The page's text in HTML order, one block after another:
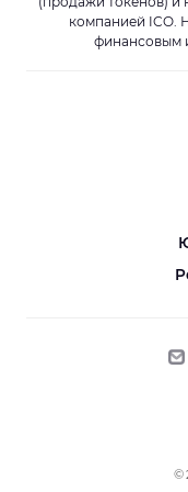
компанией ICO.
финансовым
©